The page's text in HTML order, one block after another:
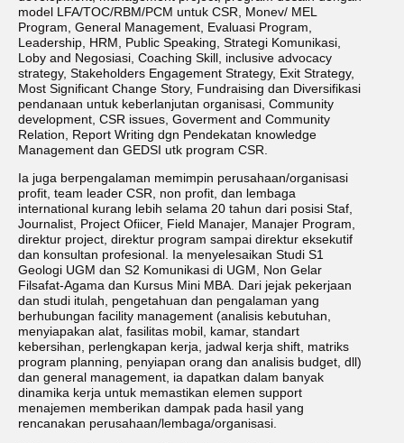
model LFA/TOC/RBM/PCM untuk CSR, Monev/ MEL
Program, General Management, Evaluasi Program,
Leadership, HRM, Public Speaking, Strategi Komunikasi,
Loby and Negosiasi, Coaching Skill, inclusive advocacy
strategy, Stakeholders Engagement Strategy, Exit Strategy,
Most Significant Change Story, Fundraising dan Diversifikasi
pendanaan untuk keberlanjutan organisasi, Community
development, CSR issues, Goverment and Community
Relation, Report Writing dgn Pendekatan knowledge
Management dan GEDSI utk program CSR.
Ia juga berpengalaman memimpin perusahaan/organisasi
profit, team leader CSR, non profit, dan lembaga
international kurang lebih selama 20 tahun dari posisi Staf,
Journalist, Project Ofiicer, Field Manajer, Manajer Program,
direktur project, direktur program sampai direktur eksekutif
dan konsultan profesional. Ia menyelesaikan Studi S1
Geologi UGM dan S2 Komunikasi di UGM, Non Gelar
Filsafat-Agama dan Kursus Mini MBA. Dari jejak pekerjaan
dan studi itulah, pengetahuan dan pengalaman yang
berhubungan facility management (analisis kebutuhan,
menyiapakan alat, fasilitas mobil, kamar, standart
kebersihan, perlengkapan kerja, jadwal kerja shift, matriks
program planning, penyiapan orang dan analisis budget, dll)
dan general management, ia dapatkan dalam banyak
dinamika kerja untuk memastikan elemen support
menajemen memberikan dampak pada hasil yang
rencanakan perusahaan/lembaga/organisasi.